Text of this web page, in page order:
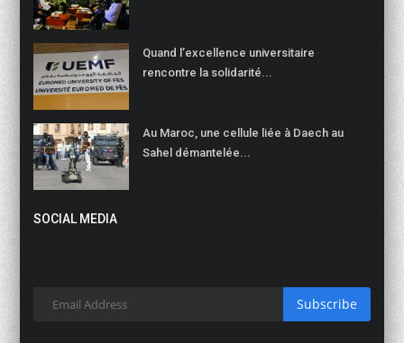
Quand l’excellence universitaire
rencontre la solidarité...
Au Maroc, une cellule liée à Daech au
Sahel démantelée...
SOCIAL MEDIA
Subscribe